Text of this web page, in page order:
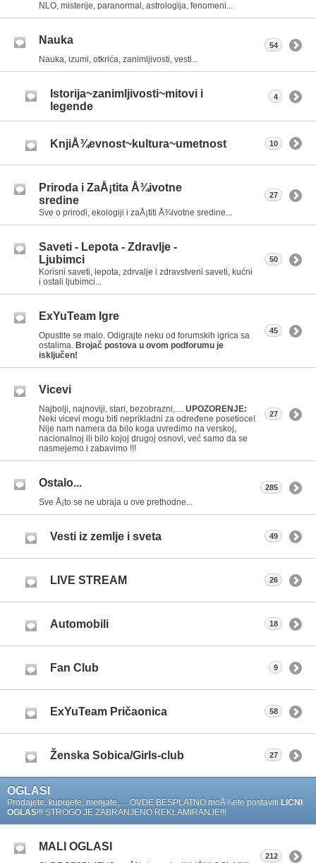
NLO, misterije, paranormal, astrologija, fenomeni...
Nauka
Nauka, izumi, otkrića, zanimljivosti, vesti...
54
Istorija~zanimljivosti~mitovi i
legende
4
KnjiÅ¾evnost~kultura~umetnost 10
Priroda i ZaÅ¡tita Å¾ivotne
sredine
Sve o prirodi, ekologiji i zaÅ¡titi Å¾ivotne sredine...
27
Saveti - Lepota - Zdravlje -
Ljubimci
Korisni saveti, lepota, zdrvalje i zdravstveni saveti, kućni
i ostali ljubimci...
50
ExYuTeam Igre
Opustite se malo. Odigrajte neku od forumskih igrica sa
ostalima. Brojač postova u ovom podforumu je
isključen!
45
Vicevi
Najbolji, najnoviji, stari, bezobrazni,.... UPOZORENJE:
Neki vicevi mogu biti neprikladni za određene posetioce!
Nije nam namera da bilo koga uvredimo na verskoj,
nacionalnoj ili bilo kojoj drugoj osnovi, već samo da se
nasmejemo i zabavimo !!!
27
Ostalo...
Sve Å¡to se ne ubraja u ove prethodne...
285
Vesti iz zemlje i sveta 49
LIVE STREAM 26
Automobili 18
Fan Club 9
ExYuTeam Pričaonica 58
Ženska Sobica/Girls-club 27
OGLASI
Prodajete, kupujete, menjate,.... OVDE BESPLATNO moÅ¾ete postaviti LIČNI
OGLAS!!! STROGO JE ZABRANJENO REKLAMIRANJE!!!
MALI OGLASI
212